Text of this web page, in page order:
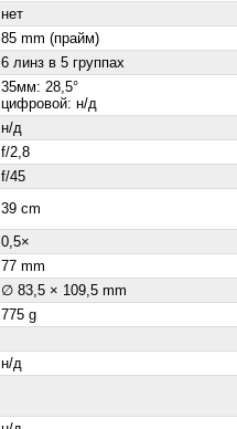
нет
85 mm (прайм)
6 линз в 5 группах
35мм: 28,5°
цифровой: н/д
н/д
f/2,8
f/45
39 cm
0,5×
77 mm
∅ 83,5 × 109,5 mm
775 g
н/д